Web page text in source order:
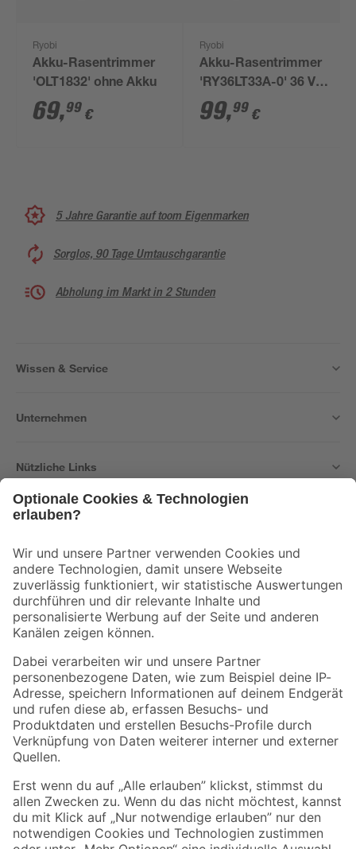
Ryobi
Akku-Rasentrimmer
'OLT1832' ohne Akku
69,99 €
Ryobi
Akku-Rasentrimmer
'RY36LT33A-0' 36 V
ohne Akku
99,99 €
5 Jahre Garantie auf toom Eigenmarken
Sorglos, 90 Tage Umtauschgarantie
Abholung im Markt in 2 Stunden
Wissen & Service
Unternehmen
Nützliche Links
Der toom Newsletter: Keine Angebote und Aktionen mehr verpassen!
Zur Newsletter Anmeldung
Folge uns
Zahlungsarten Versandarten
Sicher einkaufen
Jetzt die toom-App herunterladen